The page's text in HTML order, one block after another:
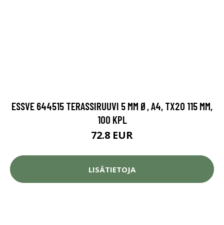
ESSVE 644515 TERASSIRUUVI 5 MM Ø, A4, TX20 115 MM,
100 KPL
72.8 EUR
LISÄTIETOJA